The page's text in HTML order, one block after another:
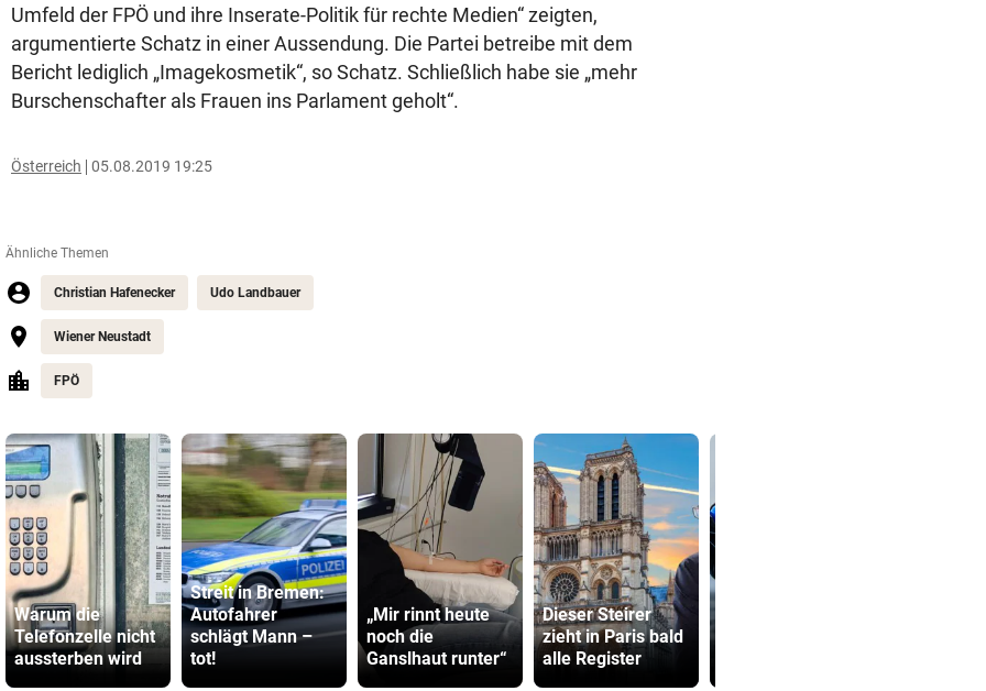
Umfeld der FPÖ und ihre Inserate-Politik für rechte Medien“ zeigten,
argumentierte Schatz in einer Aussendung. Die Partei betreibe mit dem
Bericht lediglich „Imagekosmetik“, so Schatz. Schließlich habe sie „mehr
Burschenschafter als Frauen ins Parlament geholt“.
Österreich 05.08.2019 19:25
Ähnliche Themen
Christian Hafenecker Udo Landbauer
Wiener Neustadt
FPÖ
Warum die
Telefonzelle nicht
aussterben wird
Streit in Bremen:
Autofahrer
schlägt Mann –
tot!
„Mir rinnt heute
noch die
Ganslhaut runter“
Dieser Steirer
zieht in Paris bald
alle Register